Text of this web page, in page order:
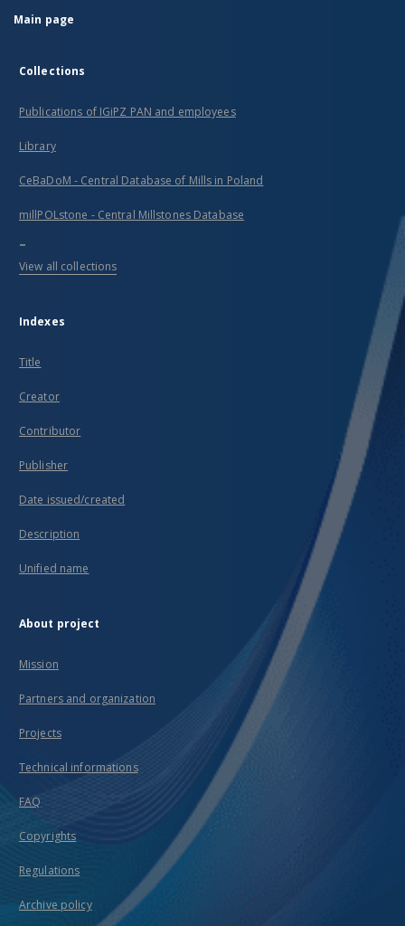
Main page
Collections
Publications of IGiPZ PAN and employees
Library
CeBaDoM - Central Database of Mills in Poland
millPOLstone - Central Millstones Database
...
View all collections
Indexes
Title
Creator
Contributor
Publisher
Date issued/created
Description
Unified name
About project
Mission
Partners and organization
Projects
Technical informations
FAQ
Copyrights
Regulations
Archive policy